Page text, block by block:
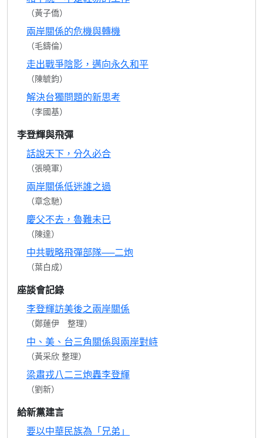
（黃子僑）
兩岸關係的危機與轉機
（毛鑄倫）
走出戰爭陰影，邁向永久和平
（陳毓鈞）
解決台獨問題的新思考
（李國基）
李登輝與飛彈
話說天下，分久必合
（張曉軍）
兩岸關係低迷誰之過
（章念馳）
慶父不去，魯難未已
（陳達）
中共戰略飛彈部隊──二炮
（葉白成）
座談會記錄
李登輝訪美後之兩岸關係
（鄭蓮伊 整理）
中、美、台三角關係與兩岸對峙
（黃采欣 整理）
梁肅戎八二三炮轟李登輝
（劉新）
給新黨建言
要以中華民族為「兄弟」